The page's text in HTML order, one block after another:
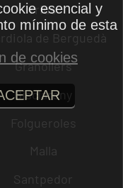
rrius
de Berguedà
Granollers
Gisclareny
Folgueroles
Malla
Santpedor
esencial y
mínimo de esta
de cookies